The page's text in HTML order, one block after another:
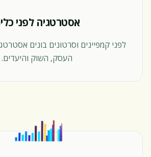
אסטרטגיה לפני
לפני קמפיינים וסרטונים בונים
העסק, השוק והיעדים.